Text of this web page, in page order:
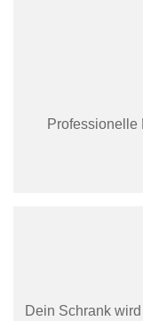
Professionelle
Dein Schrank